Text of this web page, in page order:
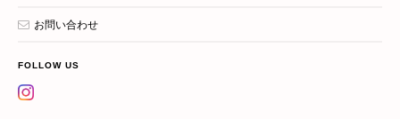
お問い合わせ
FOLLOW US